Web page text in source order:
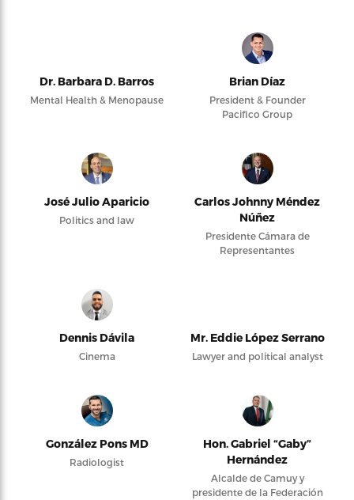
Dr. Barbara D. Barros
Mental Health & Menopause
Brian Díaz
President & Founder
Pacifico Group
José Julio Aparicio
Politics and law
Carlos Johnny Méndez
Núñez
Presidente Cámara de
Representantes
Dennis Dávila
Cinema
Mr. Eddie López Serrano
Lawyer and political analyst
González Pons MD
Radiologist
Hon. Gabriel “Gaby”
Hernández
Alcalde de Camuy y
presidente de la Federación